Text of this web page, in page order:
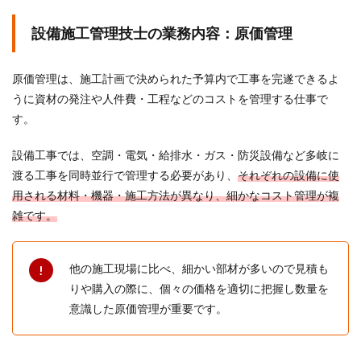
設備施工管理技士の業務内容：原価管理
原価管理は、施工計画で決められた予算内で工事を完遂できるよ
うに資材の発注や人件費・工程などのコストを管理する仕事で
す。
設備工事では、空調・電気・給排水・ガス・防災設備など多岐に
渡る工事を同時並行で管理する必要があり、 それぞれの設備に使
用される材料・機器・施工方法が異なり、細かなコスト管理が複
雑です。
他の施工現場に比べ、細かい部材が多いので見積も
りや購入の際に、個々の価格を適切に把握し数量を
意識した原価管理が重要です。